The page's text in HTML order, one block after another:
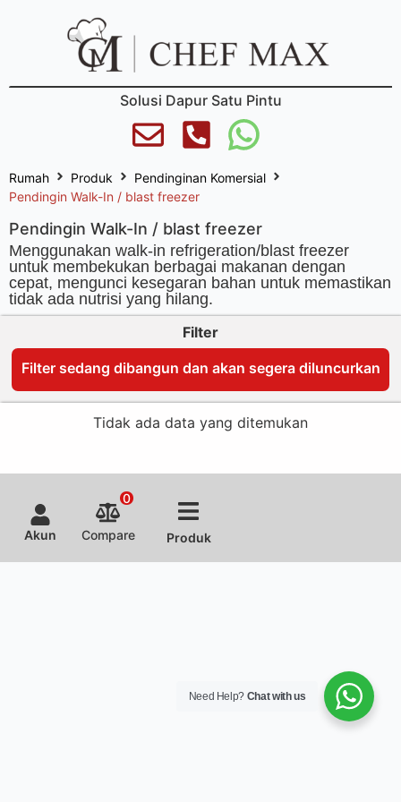
Solusi Dapur Satu Pintu
Pendingin Walk-In / blast freezer
Rumah Produk
Pendinginan Komersial
Pendingin Walk-In / blast freezer
Menggunakan walk-in refrigeration/blast freezer
untuk membekukan berbagai makanan dengan
cepat, mengunci kesegaran bahan untuk memastikan
tidak ada nutrisi yang hilang.
Filter
Filter sedang dibangun dan akan segera diluncurkan
Tidak ada data yang ditemukan
Akun Compare
0
Produk
Need Help? Chat with us